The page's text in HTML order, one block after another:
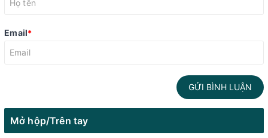
Email*
GỬI BÌNH LUẬN
Mở hộp/Trên tay